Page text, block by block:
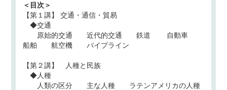
＜目次＞
【第１講】 交通・通信・貿易
◆交通
原始的交通 近代的交通 鉄道 自動車
船舶 航空機 パイプライン
【第２講】 人種と民族
◆人種
人類の区分 主な人種 ラテンアメリカの人種